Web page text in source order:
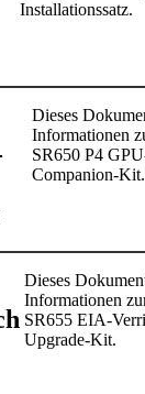
Installationssatz.
Dieses
Informationen
SR650 P4
Companion-Kit.
Dieses
Informationen
SR655 EIA-
Upgrade-Kit.